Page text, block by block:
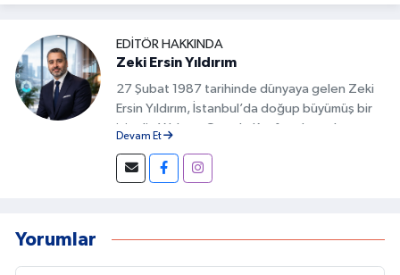
EDITÖR HAKKINDA
Zeki Ersin Yıldırım
27 Şubat 1987 tarihinde dünyaya gelen Zeki
Ersin Yıldırım, İstanbul’da doğup büyümüş bir
isimdir. Yıldırım, Google Keşfet alanında
alanda fark yaratan isimlerden biri olmuştur.
İçeriklerin doğru başlıklarla hazırlanması,
Devam Et
Yorumlar